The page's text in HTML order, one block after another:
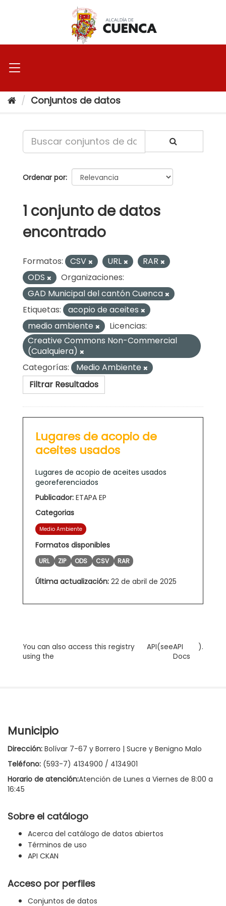
Conjuntos de datos
Ordenar por
1 conjunto de datos
encontrado
Formatos: CSV URL
RAR
ODS
Organizaciones:
GAD Municipal del cantón Cuenca
Etiquetas:
acopio de aceites
medio ambiente
Licencias:
Creative Commons Non-Commercial
(Cualquiera)
Categorías:
Medio Ambiente
Filtrar Resultados
Lugares de acopio de
aceites usados
Lugares de acopio de aceites usados
georeferenciados
Publicador: ETAPA EP
Categorias
Medio Ambiente
Formatos disponibles
URL ZIP ODS CSV RAR
Última actualización: 22 de abril de 2025
You can also access this registry
using the
API(seeAPI
Docs
).
Municipio
Dirección: Bolívar 7-67 y Borrero | Sucre y Benigno Malo
Teléfono: (593-7) 4134900 / 4134901
Horario de atención:Atención de Lunes a Viernes de 8:00 a
16:45
Sobre el catálogo
Acerca del catálogo de datos abiertos
Términos de uso
API CKAN
Acceso por perfiles
Conjuntos de datos